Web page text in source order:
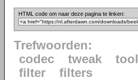
HTML code om naar deze pagina te linken:
Trefwoorden:
codec
tweak tool
filter
filters